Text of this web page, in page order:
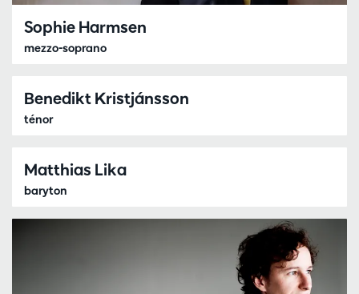
Sophie Harmsen
mezzo-soprano
Benedikt Kristjánsson
ténor
Matthias Lika
baryton